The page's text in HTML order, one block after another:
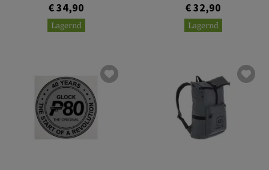
€ 34,90
Lagernd
€ 32,90
Lagernd